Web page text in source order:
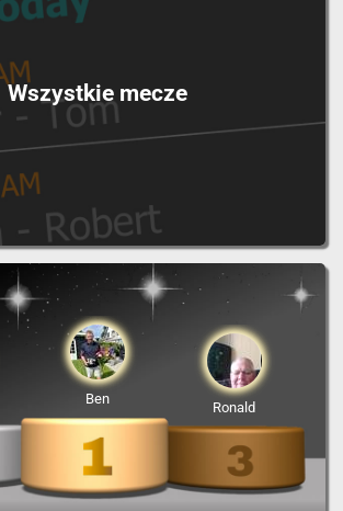
Wszystkie mecze
Ben
Ronald